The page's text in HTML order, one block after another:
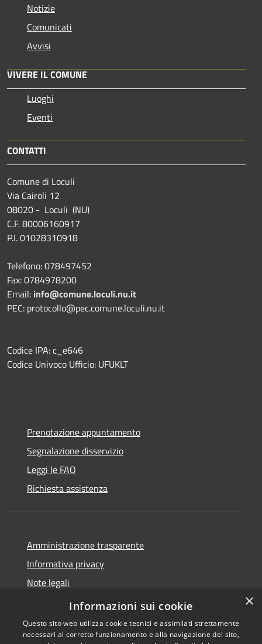
Notizie
Comunicati
Avvisi
VIVERE IL COMUNE
Luoghi
Eventi
CONTATTI
Comune di Loculi
Via Cairoli 12
08020 - Loculi (NU)
C.F. 80006160917
P.I. 01028310918
Telefono: 078497452
Fax: 0784978200
Email: info@comune.loculi.nu.it
PEC: protocollo@pec.comune.loculi.nu.it
Codice IPA: c_e646
Codice Univoco Ufficio: UFUKLT
Prenotazione appuntamento
Segnalazione disservizio
Leggi le FAQ
Richiesta assistenza
Amministrazione trasparente
Informativa privacy
Note legali
Dichiarazione di accessibilità
×
Informazioni sui cookie
Questo sito web utilizza cookie tecnici e assimilati strettamente
necessari al corretto funzionamento e alla navigazione del sito,